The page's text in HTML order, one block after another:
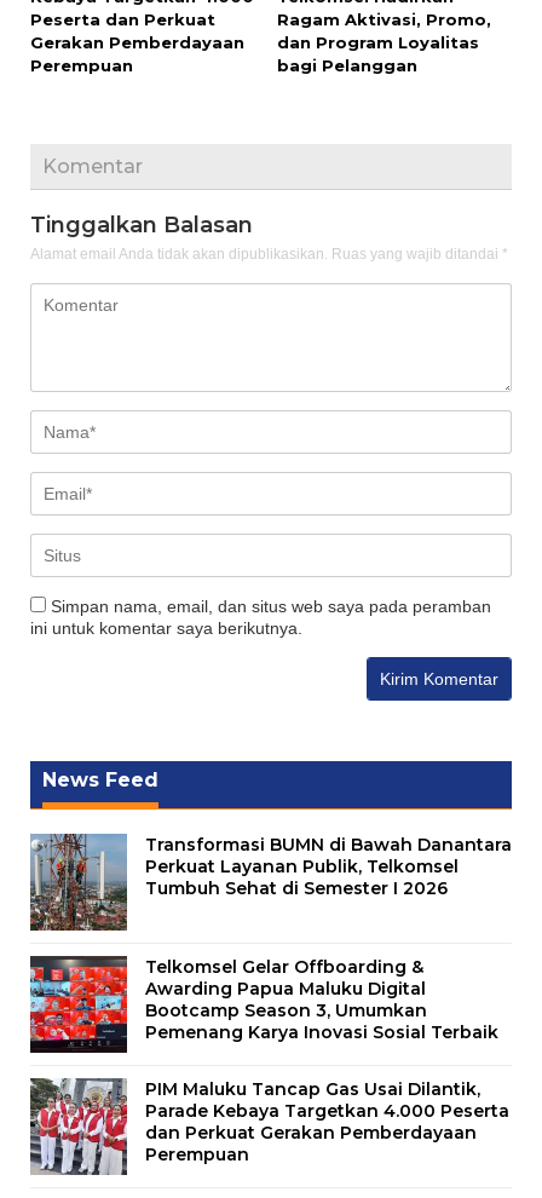
Peserta dan Perkuat
Gerakan Pemberdayaan
Perempuan
Ragam Aktivasi, Promo,
dan Program Loyalitas
bagi Pelanggan
Komentar
Tinggalkan Balasan
Alamat email Anda tidak akan dipublikasikan. Ruas yang wajib ditandai *
Simpan nama, email, dan situs web saya pada peramban
ini untuk komentar saya berikutnya.
News Feed
Transformasi BUMN di Bawah Danantara
Perkuat Layanan Publik, Telkomsel
Tumbuh Sehat di Semester I 2026
Telkomsel Gelar Offboarding &
Awarding Papua Maluku Digital
Bootcamp Season 3, Umumkan
Pemenang Karya Inovasi Sosial Terbaik
PIM Maluku Tancap Gas Usai Dilantik,
Parade Kebaya Targetkan 4.000 Peserta
dan Perkuat Gerakan Pemberdayaan
Perempuan